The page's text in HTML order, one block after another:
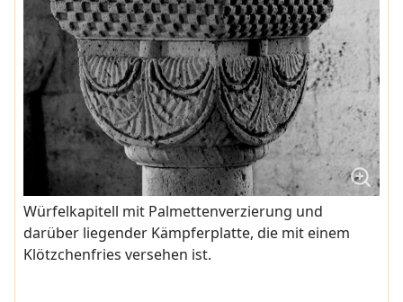
Würfelkapitell mit Palmettenverzierung und
darüber liegender Kämpferplatte, die mit einem
Klötzchenfries versehen ist.